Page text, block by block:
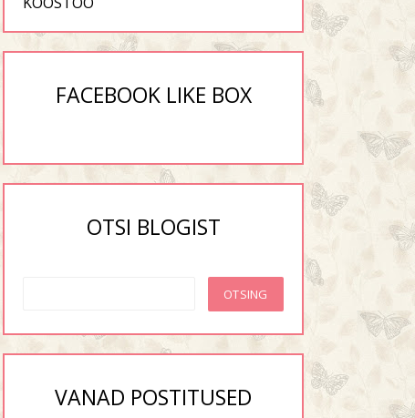
FACEBOOK LIKE BOX
OTSI BLOGIST
VANAD POSTITUSED